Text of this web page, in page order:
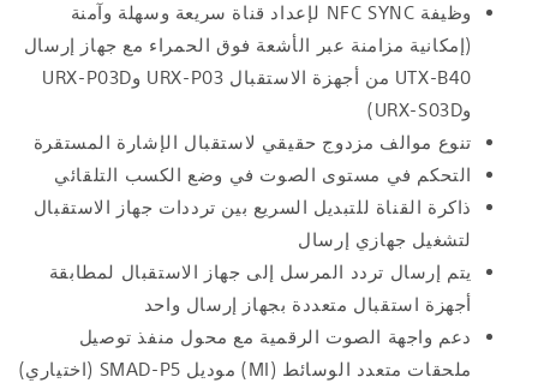
وظيفة NFC SYNC لإعداد قناة سريعة وسهلة وآمنة
(إمكانية مزامنة عبر الأشعة فوق الحمراء مع جهاز إرسال
UTX-B40 من أجهزة الاستقبال URX-P03 وURX-P03D
وURX-S03D)
تنوع موالف مزدوج حقيقي لاستقبال الإشارة المستقرة
التحكم في مستوى الصوت في وضع الكسب التلقائي
ذاكرة القناة للتبديل السريع بين ترددات جهاز الاستقبال
لتشغيل جهازي إرسال
يتم إرسال تردد المرسل إلى جهاز الاستقبال لمطابقة
أجهزة استقبال متعددة بجهاز إرسال واحد
دعم واجهة الصوت الرقمية مع محول منفذ توصيل
ملحقات متعدد الوسائط (MI) موديل SMAD-P5 (اختياري)